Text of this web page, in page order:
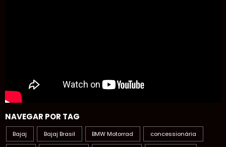
NAVEGAR POR TAG
Bajaj Bajaj Brasil BMW Motorrad concessionária